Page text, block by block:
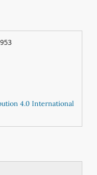
4.0 International